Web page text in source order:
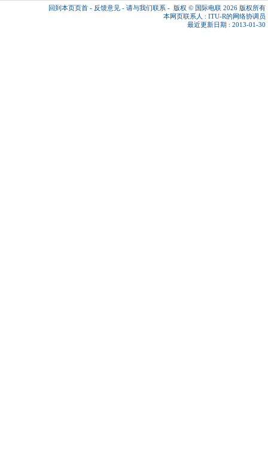
回到本页页首 - 反馈意见 - 请与我们联系 - 版权 © 国际电联 2026 版权所有
本网页联系人 : ITU-R的网络协调员
最近更新日期 : 2013-01-30